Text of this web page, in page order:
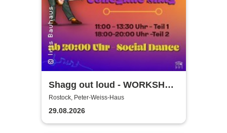
Shagg out loud - WORKSHOP
+ Social Dance | Peter Weiss
Haus Rostock
Rostock, Peter-Weiss-Haus
29.08.2026